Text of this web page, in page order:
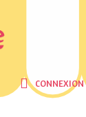
CONNEXION